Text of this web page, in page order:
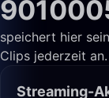
speichert hier
Clips jederzeit an.
Streaming-